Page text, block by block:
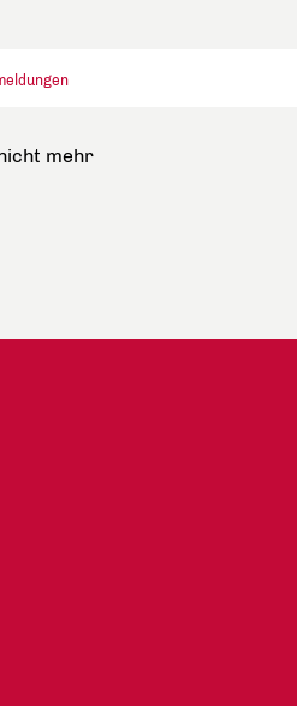
mehr